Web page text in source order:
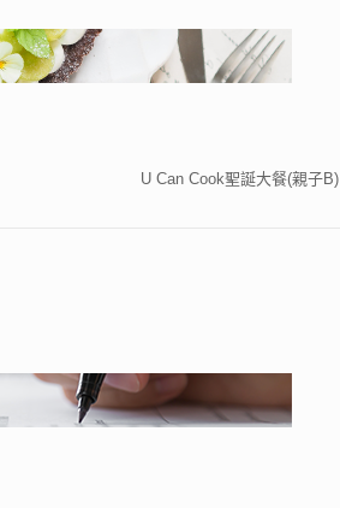
U Can Cook聖誕大餐(親子B)